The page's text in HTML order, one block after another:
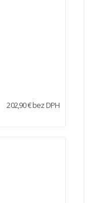
202,90 € bez DPH